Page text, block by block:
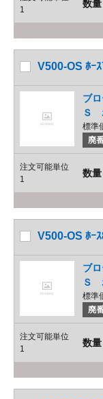
1
数量
V500-OS ﾎｰｽ
ブ
Ｓ
標準
廃
注文可能単位
1
数量
V500-OS ﾎｰｽ
ブ
Ｓ
標準
廃
注文可能単位
1
数量